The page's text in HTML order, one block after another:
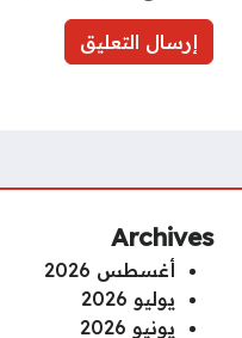
Archives
أغسطس 2026
يوليو 2026
يونيو 2026